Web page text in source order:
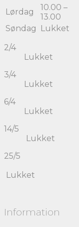
Lørdag
10.00 –
13.00
Søndag
Lukket
2/4
Lukket
3/4
Lukket
6/4
Lukket
14/5
Lukket
25/5
Lukket
Information